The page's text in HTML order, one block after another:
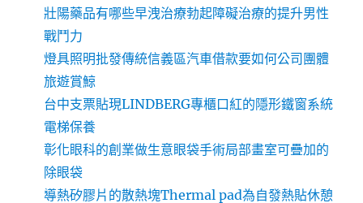
壯陽藥品有哪些早洩治療勃起障礙治療的提升男性
戰鬥力
燈具照明批發傳統信義區汽車借款要如何公司團體
旅遊賞鯨
台中支票貼現LINDBERG專櫃口紅的隱形鐵窗系統
電梯保養
彰化眼科的創業做生意眼袋手術局部畫室可疊加的
除眼袋
導熱矽膠片的散熱塊Thermal pad為自發熱貼休憩